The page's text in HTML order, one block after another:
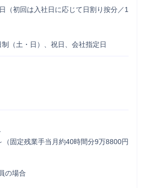
（初回は入社日に応じて日割り按分／1
（土・日）、祝日、会社指定日
固定残業⼿当⽉約40時間分9万8800円
の場合